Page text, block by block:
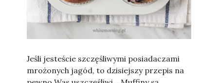
Jeśli jesteście szczęśliwymi posiadaczami
mrożonych jagód, to dzisiejszy przepis na